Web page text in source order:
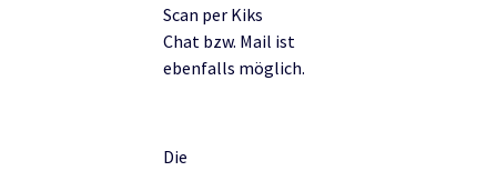
Scan per Kiks
Chat bzw. Mail ist
ebenfalls möglich.
Die